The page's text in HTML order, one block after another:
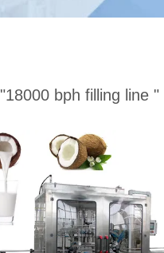
"18000 bph filling line "